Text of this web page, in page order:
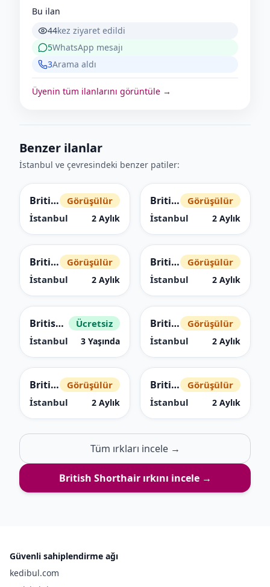
Bu ilan
44kez ziyaret edildi
5WhatsApp mesajı
3Arama aldı
Üyenin tüm ilanlarını görüntüle →
Benzer ilanlar
İstanbul ve çevresindeki benzer patiler:
British Shorthair
Görüşülür
İstanbul
2 Aylık
British Shorthair
Görüşülür
İstanbul
2 Aylık
British Shorthair
Görüşülür
İstanbul
2 Aylık
British Shorthair
Görüşülür
İstanbul
2 Aylık
British Shorthair
Ücretsiz
İstanbul
3 Yaşında
British Shorthair
Görüşülür
İstanbul
2 Aylık
British Shorthair
Görüşülür
İstanbul
2 Aylık
British Shorthair
Görüşülür
İstanbul
2 Aylık
Tüm ırkları incele →
British Shorthairırkını incele →
Güvenli sahiplendirme ağı
kedibul.com